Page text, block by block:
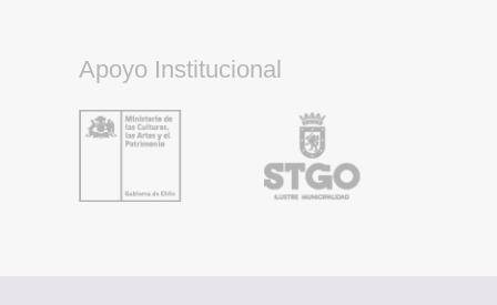
Apoyo Institucional